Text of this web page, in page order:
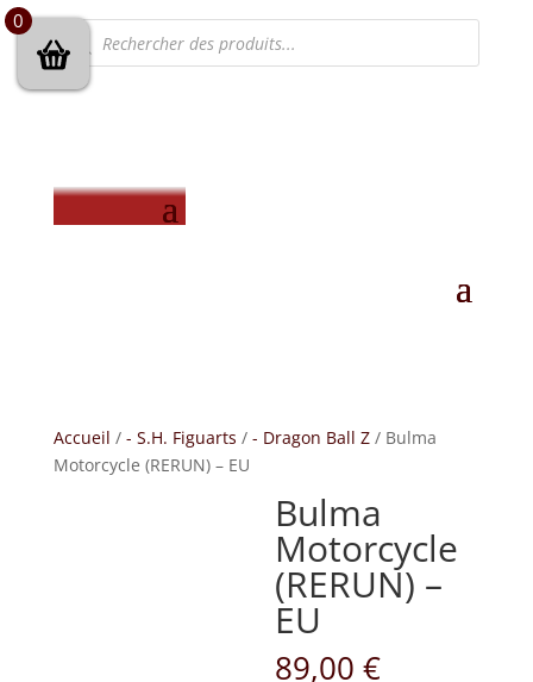
Recherche
de
produits
Accueil / - S.H. Figuarts / - Dragon Ball Z/ Bulma
Motorcycle (RERUN) – EU
Bulma
Motorcycle
(RERUN) –
EU
89,00€
0